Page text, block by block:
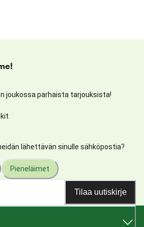
joukossa parhaista tarjouksista!
lähettävän sinulle sähköpostia?
Pieneläimet
Tilaa uutiskirje